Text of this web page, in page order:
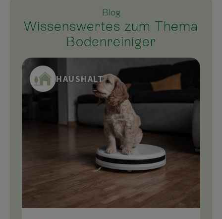
Blog
Wissenswertes zum Thema
Bodenreiniger
HAUSHALT